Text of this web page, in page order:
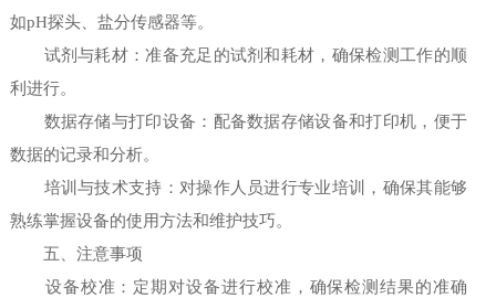
如pH探头、盐分传感器等。
试剂与耗材：准备充足的试剂和耗材，确保检测工作的顺
利进行。
数据存储与打印设备：配备数据存储设备和打印机，便于
数据的记录和分析。
培训与技术支持：对操作人员进行专业培训，确保其能够
熟练掌握设备的使用方法和维护技巧。
五、注意事项
设备校准：定期对设备进行校准，确保检测结果的准确